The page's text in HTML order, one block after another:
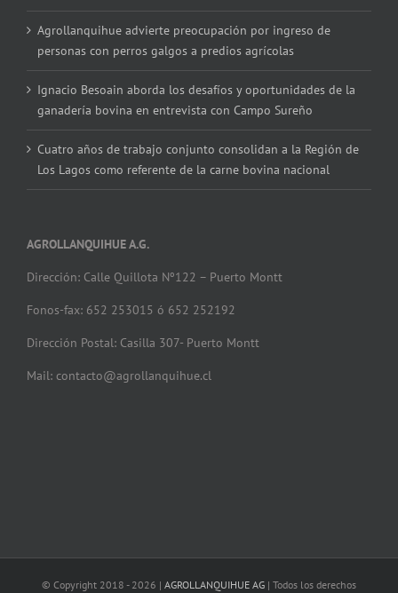
Agrollanquihue advierte preocupación por ingreso de
personas con perros galgos a predios agrícolas
Ignacio Besoain aborda los desafíos y oportunidades de la
ganadería bovina en entrevista con Campo Sureño
Cuatro años de trabajo conjunto consolidan a la Región de
Los Lagos como referente de la carne bovina nacional
AGROLLANQUIHUE A.G.
Dirección: Calle Quillota Nº122 – Puerto Montt
Fonos-fax: 652 253015 ó 652 252192
Dirección Postal: Casilla 307- Puerto Montt
Mail: contacto@agrollanquihue.cl
© Copyright 2018 - 2026 | AGROLLANQUIHUE AG | Todos los derechos